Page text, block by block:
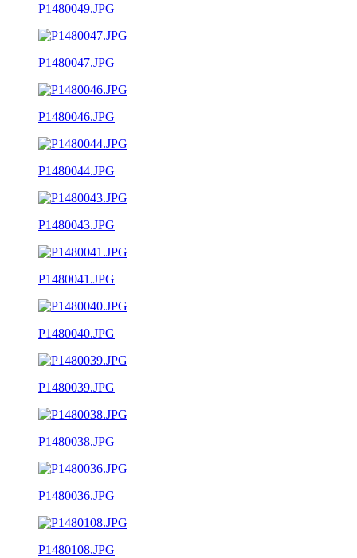
P1480049.JPG
P1480047.JPG
P1480046.JPG
P1480044.JPG
P1480043.JPG
P1480041.JPG
P1480040.JPG
P1480039.JPG
P1480038.JPG
P1480036.JPG
P1480108.JPG